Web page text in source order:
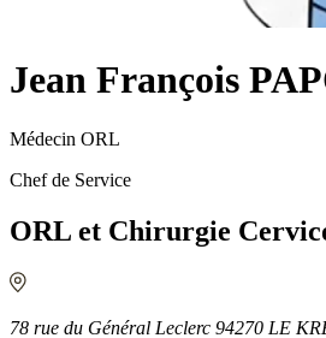
Jean François
Médecin ORL
Chef de Service
ORL et Chirurgie
78 rue du Général Leclerc 94270 LE